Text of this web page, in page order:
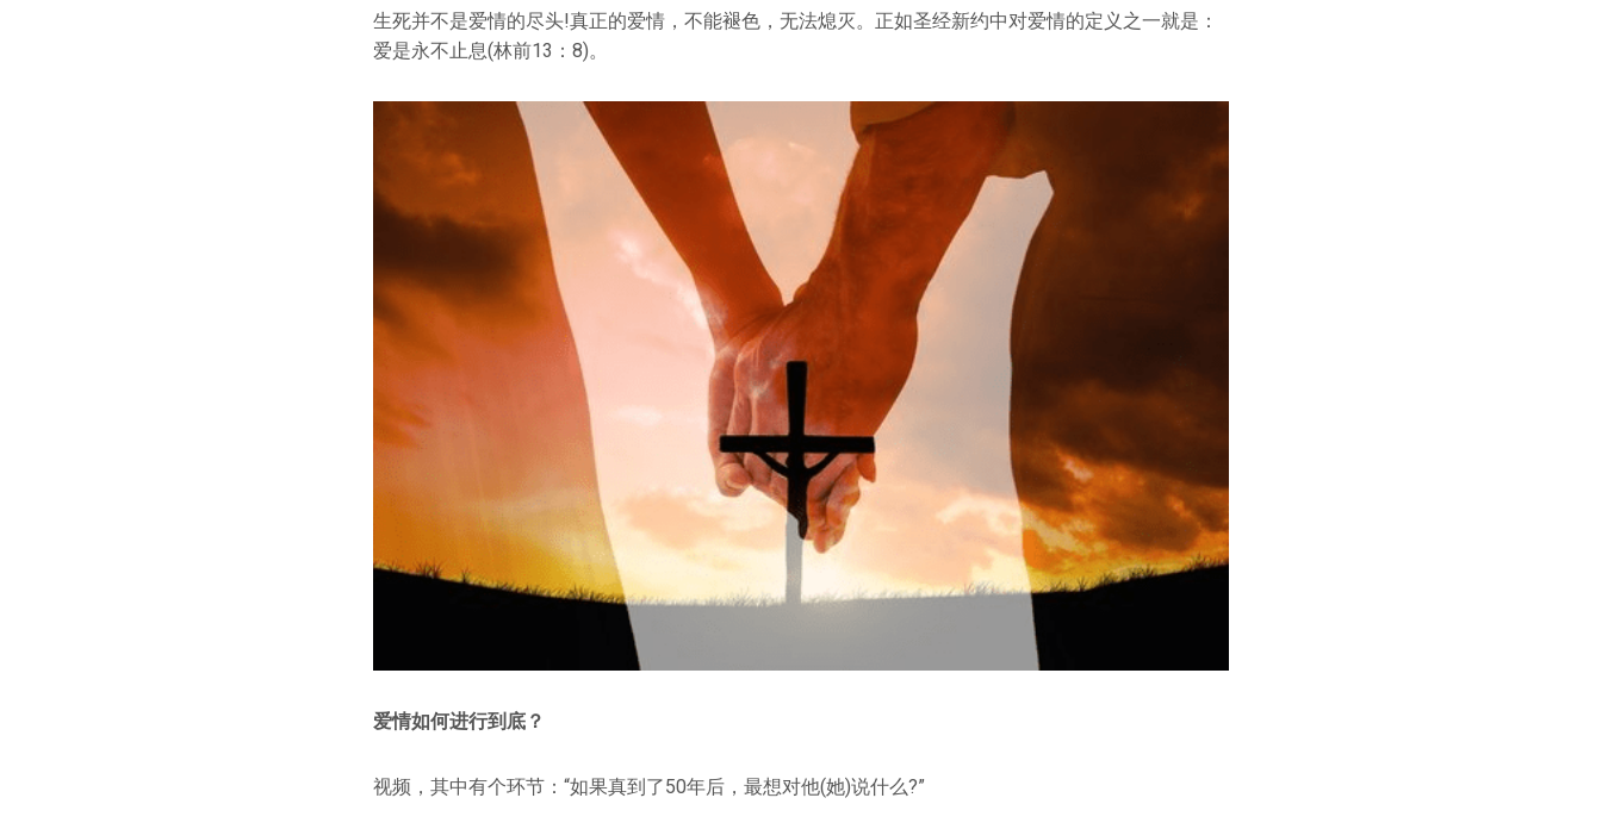
生死并不是爱情的尽头!真正的爱情，不能褪色，无法熄灭。正如圣经新约中对爱情的定义之一就是：
爱是永不止息(林前13：8)。
爱情如何进行到底？
视频，其中有个环节：“如果真到了50年后，最想对他(她)说什么?”